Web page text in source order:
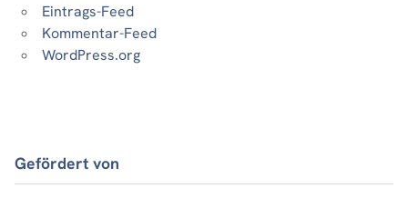
Eintrags-Feed
Kommentar-Feed
WordPress.org
Gefördert von